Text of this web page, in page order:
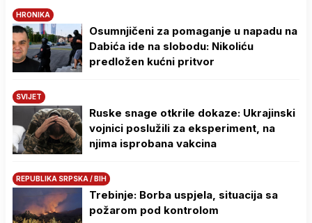
HRONIKA
Osumnjičeni za pomaganje u napadu na
Dabića ide na slobodu: Nikoliću
predložen kućni pritvor
SVIJET
Ruske snage otkrile dokaze: Ukrajinski
vojnici poslužili za eksperiment, na
njima isprobana vakcina
REPUBLIKA SRPSKA / BIH
Trebinje: Borba uspjela, situacija sa
požarom pod kontrolom